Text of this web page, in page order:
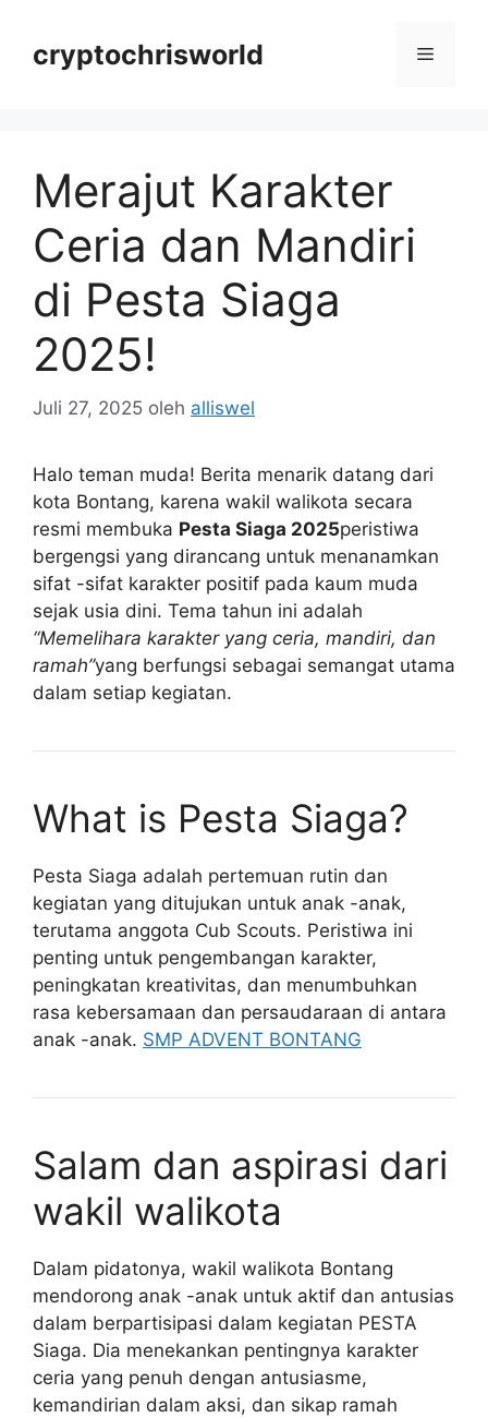
cryptochrisworld Menu
Merajut Karakter
Ceria dan Mandiri
di Pesta Siaga
2025!
Juli 27, 2025 oleh alliswel
Halo teman muda! Berita menarik datang dari
kota Bontang, karena wakil walikota secara
resmi membuka Pesta Siaga 2025peristiwa
bergengsi yang dirancang untuk menanamkan
sifat -sifat karakter positif pada kaum muda
sejak usia dini. Tema tahun ini adalah
“Memelihara karakter yang ceria, mandiri, dan
ramah”yang berfungsi sebagai semangat utama
dalam setiap kegiatan.
What is Pesta Siaga?
Pesta Siaga adalah pertemuan rutin dan
kegiatan yang ditujukan untuk anak -anak,
terutama anggota Cub Scouts. Peristiwa ini
penting untuk pengembangan karakter,
peningkatan kreativitas, dan menumbuhkan
rasa kebersamaan dan persaudaraan di antara
anak -anak. SMP ADVENT BONTANG
Salam dan aspirasi dari
wakil walikota
Dalam pidatonya, wakil walikota Bontang
mendorong anak -anak untuk aktif dan antusias
dalam berpartisipasi dalam kegiatan PESTA
Siaga. Dia menekankan pentingnya karakter
ceria yang penuh dengan antusiasme,
kemandirian dalam aksi, dan sikap ramah